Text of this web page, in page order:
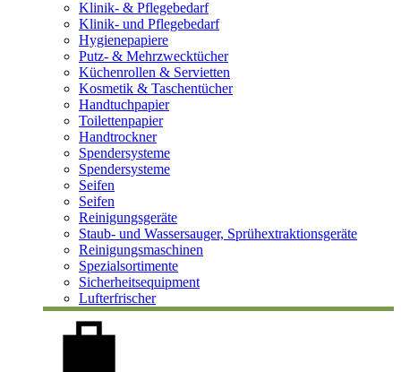
Klinik- & Pflegebedarf
Klinik- und Pflegebedarf
Hygienepapiere
Putz- & Mehrzwecktücher
Küchenrollen & Servietten
Kosmetik & Taschentücher
Handtuchpapier
Toilettenpapier
Handtrockner
Spendersysteme
Spendersysteme
Seifen
Seifen
Reinigungsgeräte
Staub- und Wassersauger, Sprühextraktionsgeräte
Reinigungsmaschinen
Spezialsortimente
Sicherheitsequipment
Lufterfrischer